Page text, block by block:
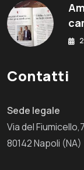
Contatti
Sede legale
Via del Fiumicello,7
80142 Napoli (NA)